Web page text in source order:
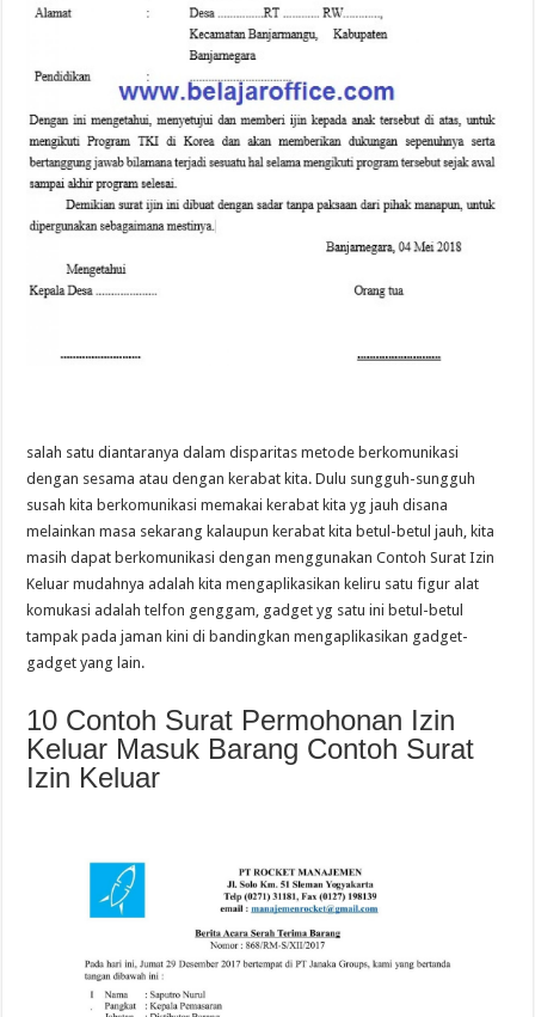
salah satu diantaranya dalam disparitas metode berkomunikasi
dengan sesama atau dengan kerabat kita. Dulu sungguh-sungguh
susah kita berkomunikasi memakai kerabat kita yg jauh disana
melainkan masa sekarang kalaupun kerabat kita betul-betul jauh, kita
masih dapat berkomunikasi dengan menggunakan Contoh Surat Izin
Keluar mudahnya adalah kita mengaplikasikan keliru satu figur alat
komukasi adalah telfon genggam, gadget yg satu ini betul-betul
tampak pada jaman kini di bandingkan mengaplikasikan gadget-
gadget yang lain.
10 Contoh Surat Permohonan Izin
Keluar Masuk Barang Contoh Surat
Izin Keluar